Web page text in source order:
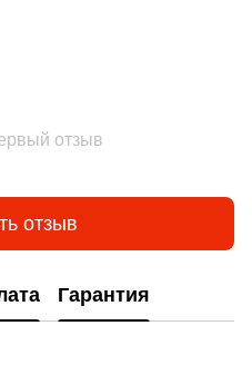
отзыв
отзыв
Гарантия